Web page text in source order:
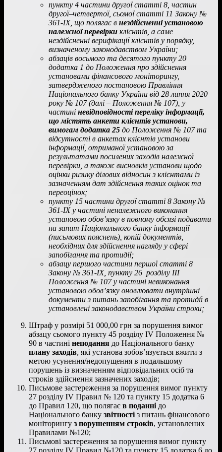
пункту 4 частини другої статті 8, частин
другої–четвертої, сьомої статті 11 Закону №
361-ІХ, що полягає в нездійсненні установою
належної перевірки клієнтів, а саме
нездійсненні верифікації клієнтів у порядку,
визначеному законодавством України;
абзаців восьмого та десятого пункту 20
додатка 1 до Положення про здійснення
установами фінансового моніторингу,
затвердженого постановою Правління
Національного банку України від 28 липня 2020
року № 107 (далі – Положення № 107), у
частині невідповідності переліку інформації,
що містять анкети клієнтів установи,
вимогам додатка 25 до Положення № 107 та
відсутності в анкетах клієнтів установи
інформації, отриманої установою за
результатами посилених заходів належної
перевірки, а також висновків установи щодо
оцінки ризику ділових відносин з клієнтами із
зазначенням дат здійснення таких оцінок та
переоцінок;
пункту 15 частини другої статті 8 Закону №
361-IХ у частині неналежного виконання
установою обов’язку в повному обсязі подавати
на запит Національного банку інформації
(письмових пояснень), копій документів,
необхідних для здійснення нагляду у сфері
запобігання та протидії;
абзацу першого частини першої статті 8
Закону № 361-IX, пункту 26 розділу ІІІ
Положення № 107 у частині невиконання
установою обов’язку оновлювати внутрішні
документи з питань запобігання та протидії в
установлені законодавством України строки;
Штраф у розмірі 51 000,00 грн за порушення вимог
абзацу сьомого пункту 45 розділу IV Положення №
90 в частині неподання до Національного банку
плану заходів, які установа зобов’язується вжити з
метою усунення/недопущення в подальшому
порушень із визначенням відповідальних осіб та
строків здійснення зазначених заходів;
Письмове застереження за порушення вимог пункту
27 розділу IV Правил № 120 та пункту 15 додатка 6
до Правил 120, що полягає в поданні до
Національного банку звітності з питань фінансового
моніторингу з порушенням строків, установлених
Правилами №120;
Письмові застереження за порушення вимог пункту